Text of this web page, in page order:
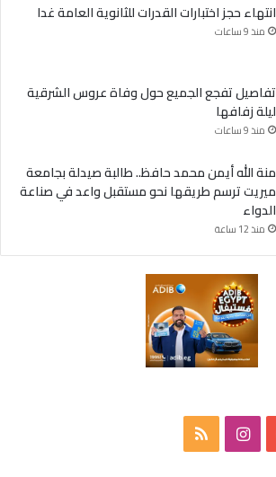
انتهاء حجز اختبارات القدرات للثانوية العامة غدا
منذ 9 ساعات
تفاصيل تفجع الجميع حول وفاة عروس الشرقية
ليلة زفافها
منذ 9 ساعات
منة الله أيمن محمد حافظ.. طالبة صيدلة بجامعة
ميريت ترسم طريقها نحو مستقبل واعد في صناعة
الدواء
منذ 12 ساعة